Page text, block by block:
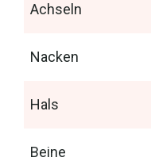
Achseln
Nacken
Hals
Beine